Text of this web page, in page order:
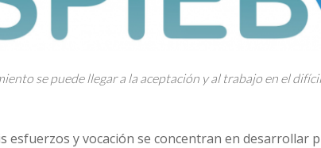
se puede llegar a la aceptación y al trabajo en el
esfuerzos y vocación se concentran en